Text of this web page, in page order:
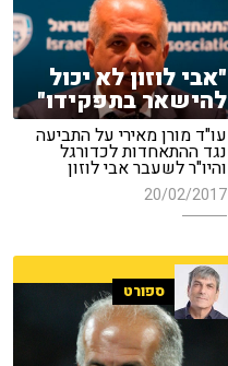
"אבי לוזון לא יכול
להישאר בתפקידו"
עו"ד מורן מאירי על התביעה
נגד ההתאחדות לכדורגל
והיו"ר לשעבר אבי לוזון
20/02/2017
ספורט